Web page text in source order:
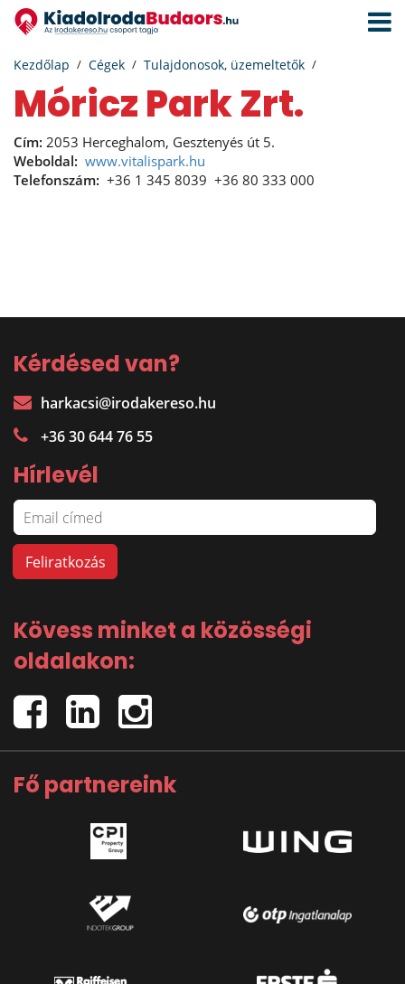
Kezdőlap Cégek Tulajdonosok, üzemeltetők
Móricz Park Zrt.
Cím: 2053 Herceghalom, Gesztenyés út 5.
Weboldal: www.vitalispark.hu
Telefonszám: +36 1 345 8039 +36 80 333 000
Kérdésed van?
harkacsi@irodakereso.hu
+36 30 644 76 55
Hírlevél
Kövess minket a közösségi
oldalakon:
Fő partnereink